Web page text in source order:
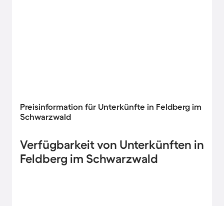
Preisinformation für Unterkünfte in Feldberg im
Schwarzwald
Verfügbarkeit von Unterkünften in
Feldberg im Schwarzwald